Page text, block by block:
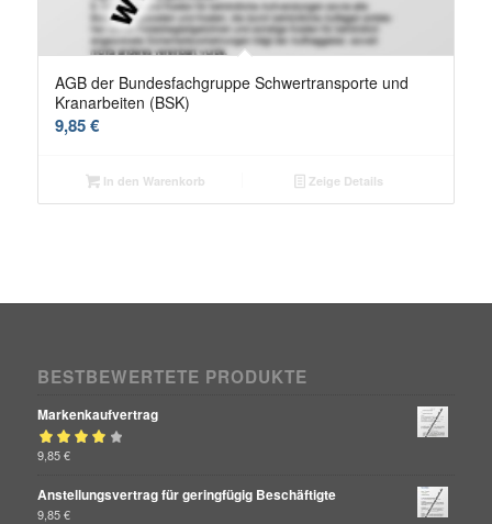
AGB der Bundesfachgruppe Schwertransporte und
Kranarbeiten (BSK)
9,85€
In den Warenkorb Zeige Details
BESTBEWERTETE PRODUKTE
Markenkaufvertrag
Bewertet mit
9,85€
Anstellungsvertrag für geringfügig Beschäftigte
9,85€